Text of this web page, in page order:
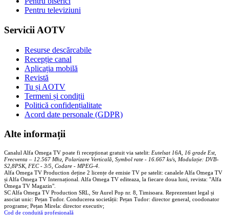
Pentru televiziuni
Servicii AOTV
Resurse descărcabile
Recepție canal
Aplicația mobilă
Revistă
Tu și AOTV
Termeni și condiții
Politică confidențialitate
Acord date personale (GDPR)
Alte informații
Canalul Alfa Omega TV poate fi recepționat gratuit via satelit: Eutelsat 16A, 16 grade Est,
Frecventa – 12.567 Mhz, Polarizare Verticală, Symbol rate - 16.667 ks/s, Modulație: DVB-
S2,8PSK, FEC - 3/5, Codare - MPEG-4
Alfa Omega TV Production deține 2 licențe de emisie TV pe satelit: canalele Alfa Omega TV
și Alfa Omega TV Internațional. Alfa Omega TV editeaza, la fiecare doua luni, revista: "Alfa
Omega TV Magazin".
SC Alfa Omega TV Production SRL, Str Aurel Pop nr. 8, Timisoara. Reprezentant legal și
asociat unic: Pețan Tudor. Conducerea societății: Pețan Tudor: director general, coodonator
programe; Pețan Mirela: director executiv;
Cod de conduită profesională